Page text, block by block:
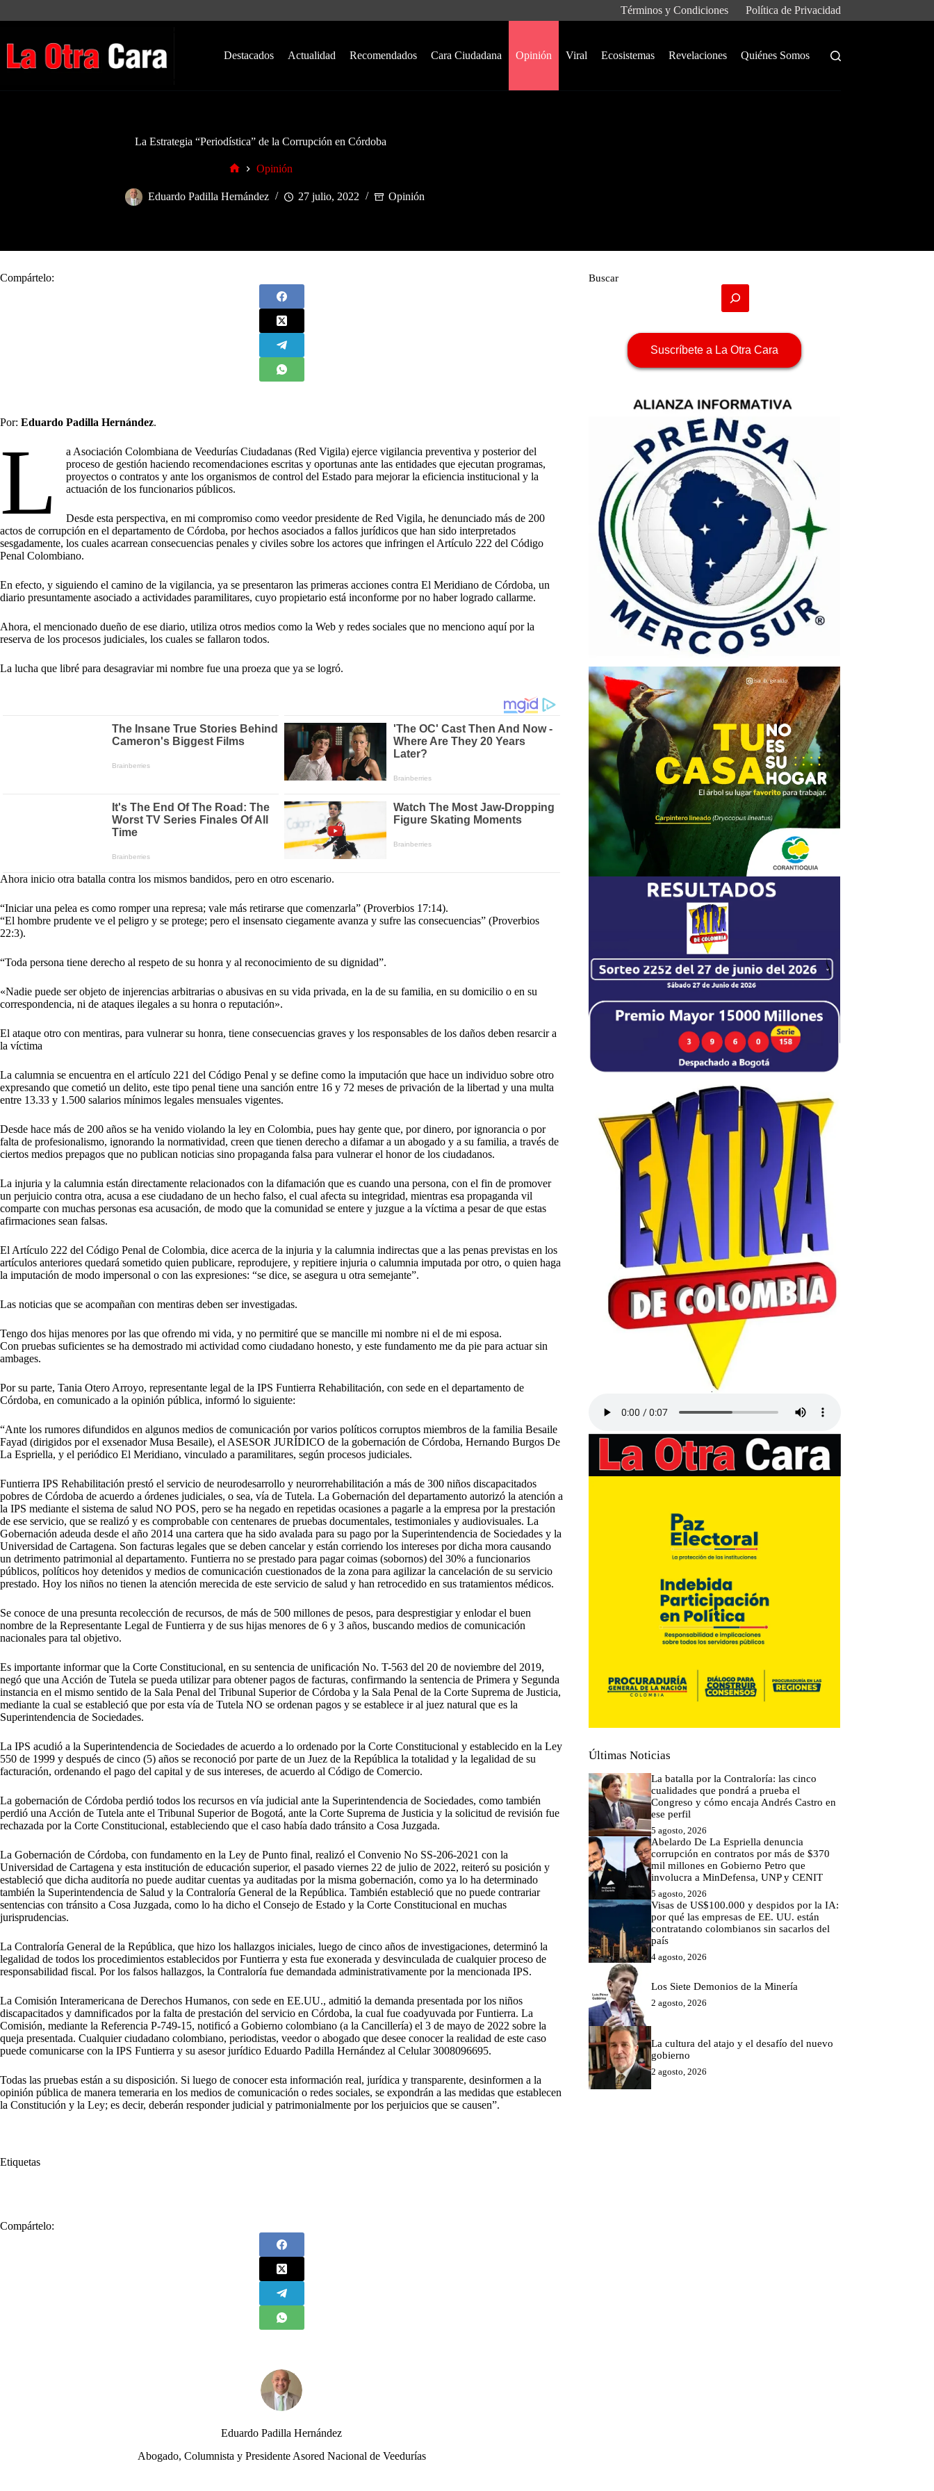
Términos y Condiciones Política de Privacidad
Destacados Actualidad Recomendados Cara Ciudadana Opinión Viral Ecosistemas Revelaciones Quiénes Somos
La Estrategia “Periodística” de la Corrupción en Córdoba
Opinión
Eduardo Padilla Hernández 27 julio, 2022 Opinión
Compártelo:
Por: Eduardo Padilla Hernández.
L
a Asociación Colombiana de Veedurías Ciudadanas (Red Vigila) ejerce vigilancia preventiva y posterior del
proceso de gestión haciendo recomendaciones escritas y oportunas ante las entidades que ejecutan programas,
proyectos o contratos y ante los organismos de control del Estado para mejorar la eficiencia institucional y la
actuación de los funcionarios públicos.
Desde esta perspectiva, en mi compromiso como veedor presidente de Red Vigila, he denunciado más de 200
actos de corrupción en el departamento de Córdoba, por hechos asociados a fallos jurídicos que han sido interpretados
sesgadamente, los cuales acarrean consecuencias penales y civiles sobre los actores que infringen el Artículo 222 del Código
Penal Colombiano.
En efecto, y siguiendo el camino de la vigilancia, ya se presentaron las primeras acciones contra El Meridiano de Córdoba, un
diario presuntamente asociado a actividades paramilitares, cuyo propietario está inconforme por no haber logrado callarme.
Ahora, el mencionado dueño de ese diario, utiliza otros medios como la Web y redes sociales que no menciono aquí por la
reserva de los procesos judiciales, los cuales se fallaron todos.
La lucha que libré para desagraviar mi nombre fue una proeza que ya se logró.
Ahora inicio otra batalla contra los mismos bandidos, pero en otro escenario.
“Iniciar una pelea es como romper una represa; vale más retirarse que comenzarla” (Proverbios 17:14).
“El hombre prudente ve el peligro y se protege; pero el insensato ciegamente avanza y sufre las consecuencias” (Proverbios
22:3).
“Toda persona tiene derecho al respeto de su honra y al reconocimiento de su dignidad”.
«Nadie puede ser objeto de injerencias arbitrarias o abusivas en su vida privada, en la de su familia, en su domicilio o en su
correspondencia, ni de ataques ilegales a su honra o reputación».
El ataque otro con mentiras, para vulnerar su honra, tiene consecuencias graves y los responsables de los daños deben resarcir a
la víctima
La calumnia se encuentra en el artículo 221 del Código Penal y se define como la imputación que hace un individuo sobre otro
expresando que cometió un delito, este tipo penal tiene una sanción entre 16 y 72 meses de privación de la libertad y una multa
entre 13.33 y 1.500 salarios mínimos legales mensuales vigentes.
Desde hace más de 200 años se ha venido violando la ley en Colombia, pues hay gente que, por dinero, por ignorancia o por
falta de profesionalismo, ignorando la normatividad, creen que tienen derecho a difamar a un abogado y a su familia, a través de
ciertos medios prepagos que no publican noticias sino propaganda falsa para vulnerar el honor de los ciudadanos.
La injuria y la calumnia están directamente relacionados con la difamación que es cuando una persona, con el fin de promover
un perjuicio contra otra, acusa a ese ciudadano de un hecho falso, el cual afecta su integridad, mientras esa propaganda vil
comparte con muchas personas esa acusación, de modo que la comunidad se entere y juzgue a la víctima a pesar de que estas
afirmaciones sean falsas.
El Artículo 222 del Código Penal de Colombia, dice acerca de la injuria y la calumnia indirectas que a las penas previstas en los
artículos anteriores quedará sometido quien publicare, reprodujere, y repitiere injuria o calumnia imputada por otro, o quien haga
la imputación de modo impersonal o con las expresiones: “se dice, se asegura u otra semejante”.
Las noticias que se acompañan con mentiras deben ser investigadas.
Tengo dos hijas menores por las que ofrendo mi vida, y no permitiré que se mancille mi nombre ni el de mi esposa.
Con pruebas suficientes se ha demostrado mi actividad como ciudadano honesto, y este fundamento me da pie para actuar sin
ambages.
Por su parte, Tania Otero Arroyo, representante legal de la IPS Funtierra Rehabilitación, con sede en el departamento de
Córdoba, en comunicado a la opinión pública, informó lo siguiente:
“Ante los rumores difundidos en algunos medios de comunicación por varios políticos corruptos miembros de la familia Besaile
Fayad (dirigidos por el exsenador Musa Besaile), el ASESOR JURÍDICO de la gobernación de Córdoba, Hernando Burgos De
La Espriella, y el periódico El Meridiano, vinculado a paramilitares, según procesos judiciales.
Funtierra IPS Rehabilitación prestó el servicio de neurodesarrollo y neurorrehabilitación a más de 300 niños discapacitados
pobres de Córdoba de acuerdo a órdenes judiciales, o sea, vía de Tutela. La Gobernación del departamento autorizó la atención a
la IPS mediante el sistema de salud NO POS, pero se ha negado en repetidas ocasiones a pagarle a la empresa por la prestación
de ese servicio, que se realizó y es comprobable con centenares de pruebas documentales, testimoniales y audiovisuales. La
Gobernación adeuda desde el año 2014 una cartera que ha sido avalada para su pago por la Superintendencia de Sociedades y la
Universidad de Cartagena. Son facturas legales que se deben cancelar y están corriendo los intereses por dicha mora causando
un detrimento patrimonial al departamento. Funtierra no se prestado para pagar coimas (sobornos) del 30% a funcionarios
públicos, políticos hoy detenidos y medios de comunicación cuestionados de la zona para agilizar la cancelación de su servicio
prestado. Hoy los niños no tienen la atención merecida de este servicio de salud y han retrocedido en sus tratamientos médicos.
Se conoce de una presunta recolección de recursos, de más de 500 millones de pesos, para desprestigiar y enlodar el buen
nombre de la Representante Legal de Funtierra y de sus hijas menores de 6 y 3 años, buscando medios de comunicación
nacionales para tal objetivo.
Es importante informar que la Corte Constitucional, en su sentencia de unificación No. T-563 del 20 de noviembre del 2019,
negó que una Acción de Tutela se pueda utilizar para obtener pagos de facturas, confirmando la sentencia de Primera y Segunda
instancia en el mismo sentido de la Sala Penal del Tribunal Superior de Córdoba y la Sala Penal de la Corte Suprema de Justicia,
mediante la cual se estableció que por esta vía de Tutela NO se ordenan pagos y se establece ir al juez natural que es la
Superintendencia de Sociedades.
La IPS acudió a la Superintendencia de Sociedades de acuerdo a lo ordenado por la Corte Constitucional y establecido en la Ley
550 de 1999 y después de cinco (5) años se reconoció por parte de un Juez de la República la totalidad y la legalidad de su
facturación, ordenando el pago del capital y de sus intereses, de acuerdo al Código de Comercio.
La gobernación de Córdoba perdió todos los recursos en vía judicial ante la Superintendencia de Sociedades, como también
perdió una Acción de Tutela ante el Tribunal Superior de Bogotá, ante la Corte Suprema de Justicia y la solicitud de revisión fue
rechazada por la Corte Constitucional, estableciendo que el caso había dado tránsito a Cosa Juzgada.
La Gobernación de Córdoba, con fundamento en la Ley de Punto final, realizó el Convenio No SS-206-2021 con la
Universidad de Cartagena y esta institución de educación superior, el pasado viernes 22 de julio de 2022, reiteró su posición y
estableció que dicha auditoría no puede auditar cuentas ya auditadas por la misma gobernación, como ya lo ha determinado
también la Superintendencia de Salud y la Contraloría General de la República. También estableció que no puede contrariar
sentencias con tránsito a Cosa Juzgada, como lo ha dicho el Consejo de Estado y la Corte Constitucional en muchas
jurisprudencias.
La Contraloría General de la República, que hizo los hallazgos iniciales, luego de cinco años de investigaciones, determinó la
legalidad de todos los procedimientos establecidos por Funtierra y esta fue exonerada y desvinculada de cualquier proceso de
responsabilidad fiscal. Por los falsos hallazgos, la Contraloría fue demandada administrativamente por la mencionada IPS.
La Comisión Interamericana de Derechos Humanos, con sede en EE.UU., admitió la demanda presentada por los niños
discapacitados y damnificados por la falta de prestación del servicio en Córdoba, la cual fue coadyuvada por Funtierra. La
Comisión, mediante la Referencia P-749-15, notificó a Gobierno colombiano (a la Cancillería) el 3 de mayo de 2022 sobre la
queja presentada. Cualquier ciudadano colombiano, periodistas, veedor o abogado que desee conocer la realidad de este caso
puede comunicarse con la IPS Funtierra y su asesor jurídico Eduardo Padilla Hernández al Celular 3008096695.
Todas las pruebas están a su disposición. Si luego de conocer esta información real, jurídica y transparente, desinformen a la
opinión pública de manera temeraria en los medios de comunicación o redes sociales, se expondrán a las medidas que establecen
la Constitución y la Ley; es decir, deberán responder judicial y patrimonialmente por los perjuicios que se causen”.
Etiquetas
Compártelo:
Eduardo Padilla Hernández
Abogado, Columnista y Presidente Asored Nacional de Veedurías
Buscar
Suscríbete a La Otra Cara
Últimas Noticias
La batalla por la Contraloría: las cinco
cualidades que pondrá a prueba el
Congreso y cómo encaja Andrés Castro en
ese perfil
5 agosto, 2026
Abelardo De La Espriella denuncia
corrupción en contratos por más de $370
mil millones en Gobierno Petro que
involucra a MinDefensa, UNP y CENIT
5 agosto, 2026
Visas de US$100.000 y despidos por la IA:
por qué las empresas de EE. UU. están
contratando colombianos sin sacarlos del
país
4 agosto, 2026
Los Siete Demonios de la Minería
2 agosto, 2026
La cultura del atajo y el desafío del nuevo
gobierno
2 agosto, 2026